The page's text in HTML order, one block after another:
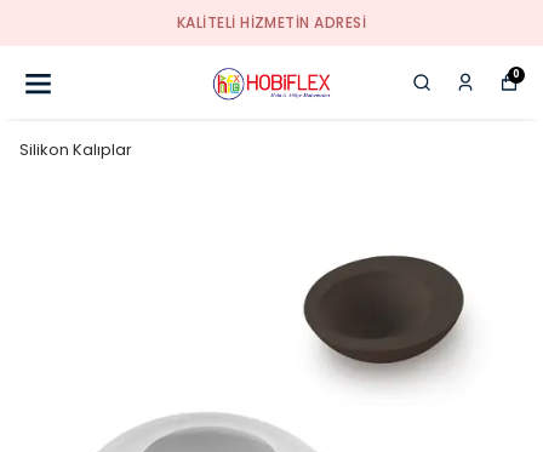
KALİTELİ HİZMETİN ADRESİ
0
Silikon Kalıplar